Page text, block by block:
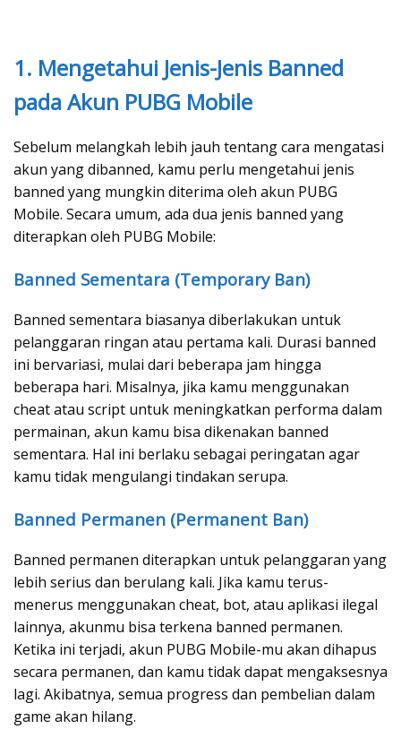
1. Mengetahui Jenis-Jenis Banned
pada Akun PUBG Mobile
Sebelum melangkah lebih jauh tentang cara mengatasi
akun yang dibanned, kamu perlu mengetahui jenis
banned yang mungkin diterima oleh akun PUBG
Mobile. Secara umum, ada dua jenis banned yang
diterapkan oleh PUBG Mobile:
Banned Sementara (Temporary Ban)
Banned sementara biasanya diberlakukan untuk
pelanggaran ringan atau pertama kali. Durasi banned
ini bervariasi, mulai dari beberapa jam hingga
beberapa hari. Misalnya, jika kamu menggunakan
cheat atau script untuk meningkatkan performa dalam
permainan, akun kamu bisa dikenakan banned
sementara. Hal ini berlaku sebagai peringatan agar
kamu tidak mengulangi tindakan serupa.
Banned Permanen (Permanent Ban)
Banned permanen diterapkan untuk pelanggaran yang
lebih serius dan berulang kali. Jika kamu terus-
menerus menggunakan cheat, bot, atau aplikasi ilegal
lainnya, akunmu bisa terkena banned permanen.
Ketika ini terjadi, akun PUBG Mobile-mu akan dihapus
secara permanen, dan kamu tidak dapat mengaksesnya
lagi. Akibatnya, semua progress dan pembelian dalam
game akan hilang.